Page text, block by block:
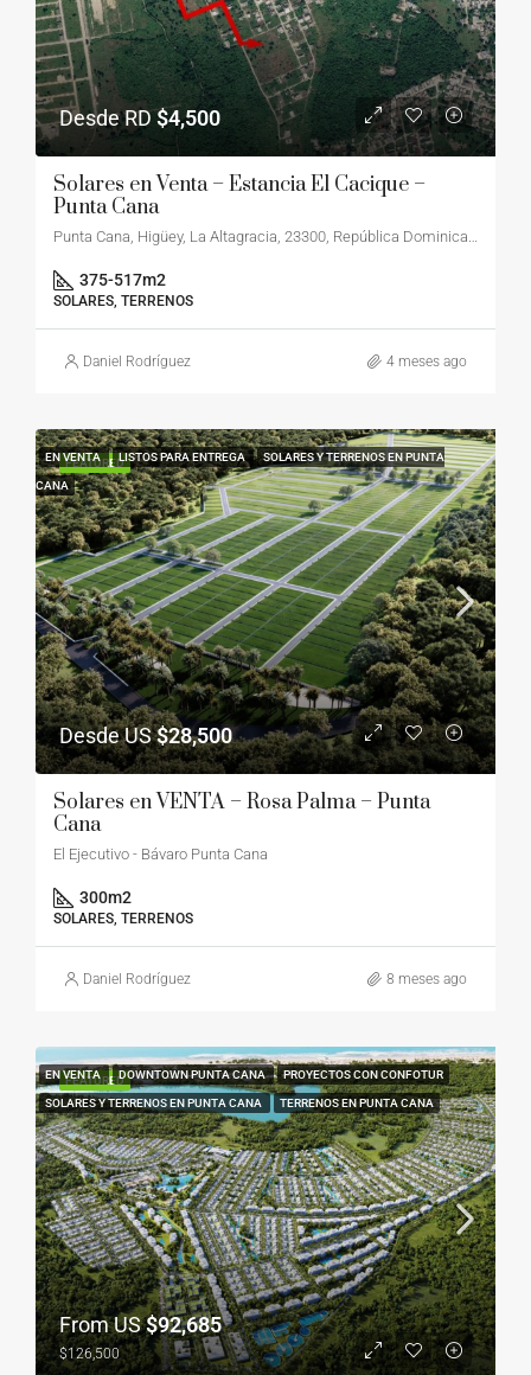
Desde RD$4,500
Solares en Venta – Estancia El Cacique –
Punta Cana
Punta Cana, Higüey, La Altagracia, 23300, República Dominicana
375-517m2
SOLARES, TERRENOS
Daniel Rodríguez 4 meses ago
FEATURED
EN VENTA LISTOS PARA ENTREGA SOLARES Y TERRENOS EN PUNTA
CANA
Desde US$28,500
Solares en VENTA – Rosa Palma – Punta
Cana
El Ejecutivo - Bávaro Punta Cana
300m2
SOLARES, TERRENOS
Daniel Rodríguez 8 meses ago
FEATURED
EN VENTA DOWNTOWN PUNTA CANA PROYECTOS CON CONFOTUR
SOLARES Y TERRENOS EN PUNTA CANA TERRENOS EN PUNTA CANA
From US$92,685
$126,500